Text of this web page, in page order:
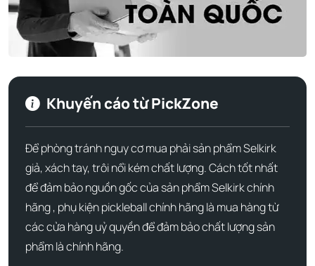
Bề mặt đánh FiberFlex+ được gia cố bằng ProSpin+
Nextgen Micro Texture cung cấp độ xoáy ổn định và
khuyến khích tạo hình cú đánh, đặc biệt là khi kết hợp với
thời gian dừng của lõi X5+ Honeycomb 16mm. Lõi này,
Khuyến cáo từ PickZone
Để phòng tránh nguy cơ mua phải sản phẩm Selkirk
giả, xách tay, trôi nổi kém chất lượng. Cách tốt nhất
để đảm bảo nguồn gốc của sản phẩm Selkirk chính
hãng , phụ kiện pickleball chính hãng là mua hàng từ
các cửa hàng uỷ quyền để đảm bảo chất lượng sản
phẩm là chính hãng.